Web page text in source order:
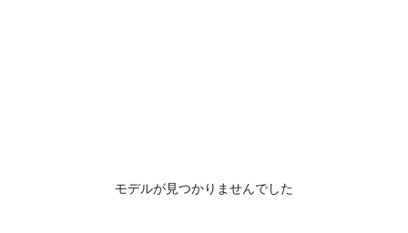
モデルが見つかりませんでした